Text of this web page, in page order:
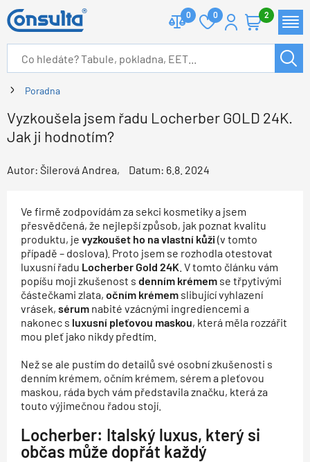
0 0 2
Poradna
Vyzkoušela jsem řadu Locherber GOLD 24K.
Jak ji hodnotím?
Autor: Šilerová Andrea Datum: 6.8. 2024
Ve firmě zodpovídám za sekci kosmetiky a jsem
přesvědčená, že nejlepší způsob, jak poznat kvalitu
produktu, je vyzkoušet ho na vlastní kůži (v tomto
případě – doslova). Proto jsem se rozhodla otestovat
luxusní řadu Locherber Gold 24K . V tomto článku vám
popíšu moji zkušenost s denním krémem se třpytivými
částečkami zlata, očním krémem slibující vyhlazení
vrásek, sérum nabité vzácnými ingrediencemi a
nakonec s luxusní pleťovou maskou, která měla rozzářit
mou pleť jako nikdy předtím.
Než se ale pustím do detailů své osobní zkušenosti s
denním krémem, očním krémem, sérem a pleťovou
maskou, ráda bych vám představila značku, která za
touto výjimečnou řadou stojí.
Locherber: Italský luxus, který si
občas může dopřát každý